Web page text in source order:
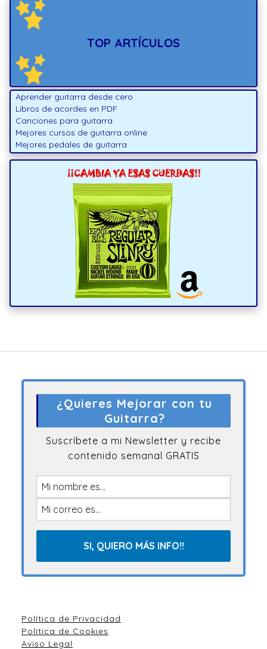
TOP ARTÍCULOS
Aprender guitarra desde cero
Libros de acordes en PDF
Canciones para guitarra
Mejores cursos de guitarra online
Mejores pedales de guitarra
¿Quieres Mejorar con tu
Guitarra?
Suscríbete a mi Newsletter y recibe
contenido semanal GRATIS
Política de Privacidad
Política de Cookies
Aviso Legal